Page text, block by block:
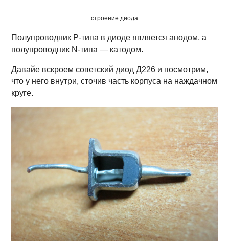
строение диода
Полупроводник P-типа в диоде является анодом, а
полупроводник N-типа — катодом.
Давайе вскроем советский диод Д226 и посмотрим,
что у него внутри, сточив часть корпуса на наждачном
круге.